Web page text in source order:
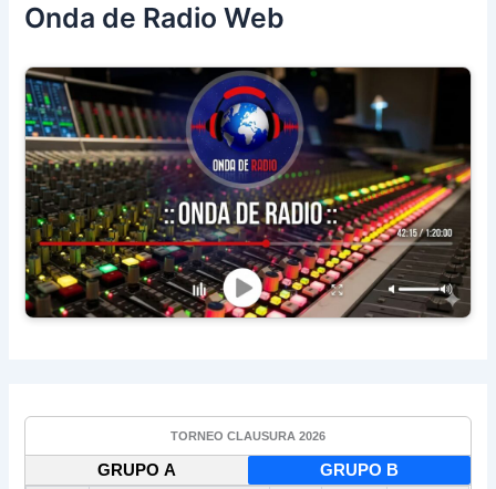
Onda de Radio Web
TORNEO CLAUSURA 2026
GRUPO A GRUPO B